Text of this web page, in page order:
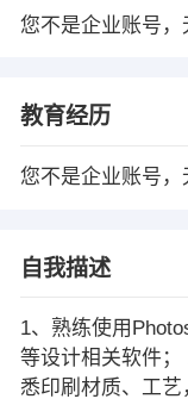
您不是企业账号，
教育经历
您不是企业账号，
自我描述
1、熟练使用
等设计相关软件
悉印刷材质、工艺